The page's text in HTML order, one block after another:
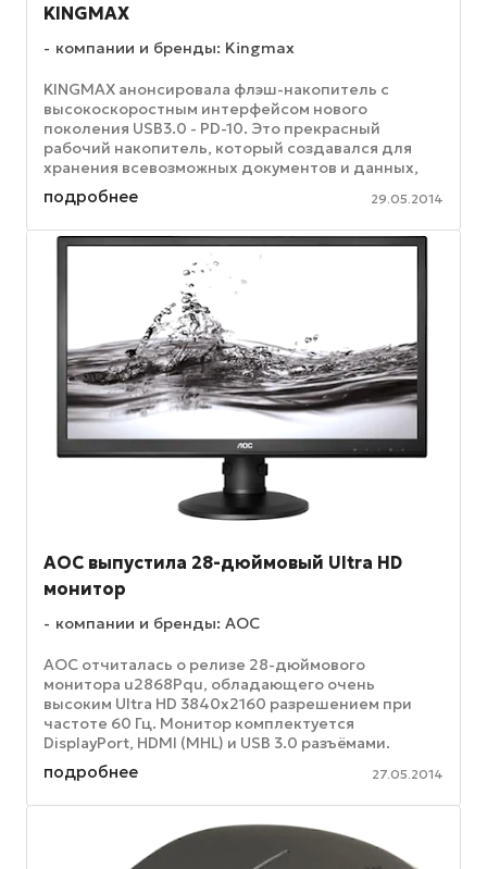
KINGMAX
компании и бренды: Kingmax
KINGMAX анонсировала флэш-накопитель с
высокоскоростным интерфейсом нового
поколения USB3.0 - PD-10. Это прекрасный
рабочий накопитель, который создавался для
хранения всевозможных документов и данных,
емкость его (8 ГБ/ 16 ГБ/ 32 ГБ) также ...
подробнее 29.05.2014
AOC выпустила 28-дюймовый Ultra HD
монитор
компании и бренды: AOC
AOC отчиталась о релизе 28-дюймового
монитора u2868Pqu, обладающего очень
высоким Ultra HD 3840x2160 разрешением при
частоте 60 Гц. Монитор комплектуется
DisplayPort, HDMI (MHL) и USB 3.0 разъёмами.
Эргономичный дизайн удовлетворит требования
как ...
подробнее 27.05.2014